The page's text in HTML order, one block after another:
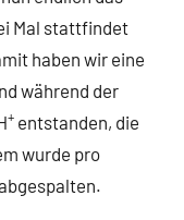
Mal stattfindet
haben wir eine
während der
+ entstanden, die
wurde pro